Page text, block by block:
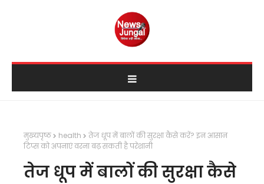
मुख्यपृष्ठ health
तेज धूप में बालों की सुरक्षा कैसे करें? इन आसान
टिप्स को अपनाएं वरना बढ़ सकती है परेशानी
तेज धूप में बालों की सुरक्षा कैसे